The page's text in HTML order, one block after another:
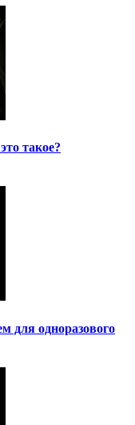
такое?
для одноразового